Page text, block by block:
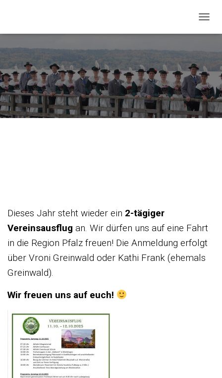
Dieses Jahr steht wieder ein 2-tägiger
Vereinsausflug an. Wir dürfen uns auf eine Fahrt
in die Region Pfalz freuen! Die Anmeldung erfolgt
über Vroni Greinwald oder Kathi Frank (ehemals
Greinwald).
Wir freuen uns auf euch!